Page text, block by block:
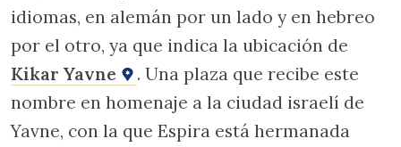
idiomas, en alemán por un lado y en hebreo
por el otro, ya que indica la ubicación de
Kikar Yavne
. Una plaza que recibe este
nombre en homenaje a la ciudad israelí de
Yavne, con la que Espira está hermanada